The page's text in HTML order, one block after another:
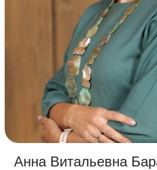
Анна Витальевна